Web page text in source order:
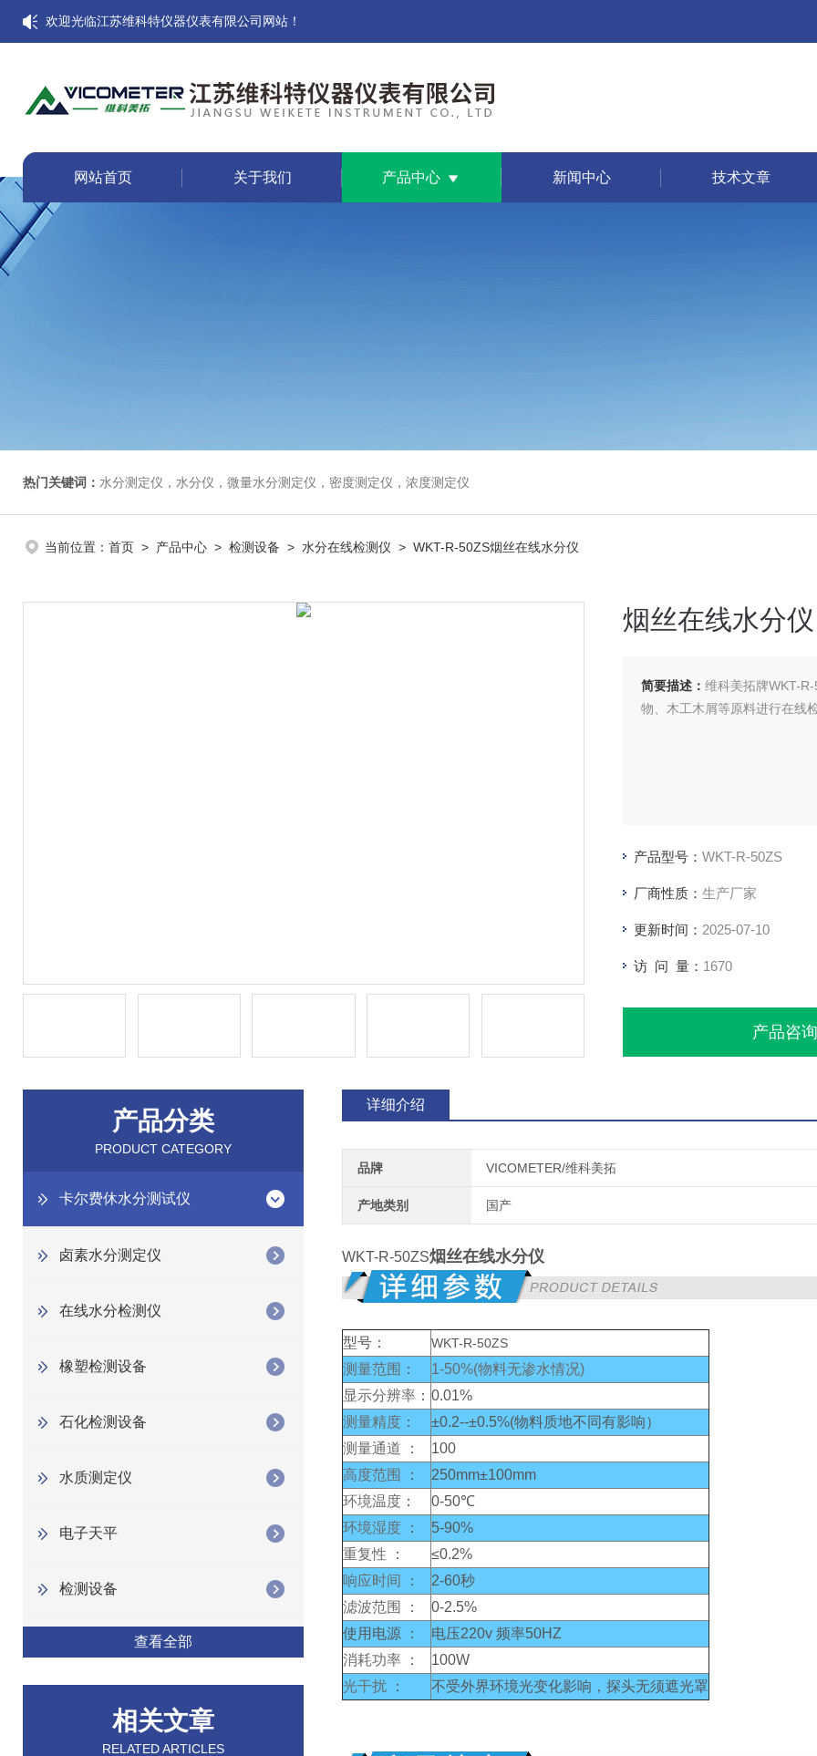
欢迎光临江苏维科特仪器仪表有限公司网站！
网站首页 关于我们 产品中心 新闻中心 技术文章
热门关键词： 水分测定仪，水分仪，微量水分测定仪，密度测定仪，浓度测定仪
当前位置： 首页 > 产品中心 > 检测设备 > 水分在线检测仪 > WKT-R-50ZS烟丝在线水分仪
烟丝在线水分仪
简要描述：维科美拓牌WKT-
物、木工木屑等原料进行在线
产品型号： WKT-R-50ZS
厂商性质： 生产厂家
更新时间： 2025-07-10
访 问 量： 1670
产品咨
产品分类
PRODUCT CATEGORY
卡尔费休水分测试仪
卤素水分测定仪
在线水分检测仪
橡塑检测设备
石化检测设备
水质测定仪
电子天平
检测设备
查看全部
相关文章
RELATED ARTICLES
详细介绍
品牌 VICOMETER/维科美拓
产地类别 国产
WKT-R-50ZS烟丝在线水分仪
型号： WKT-R-50ZS
测量范围 ：
1-50%(物料无渗水情况)
显示分辨率 ： 0.01%
测量精度 ：
±0.2--±0.5%(物料质地不同有影响）
测量通道 ：
100
高度范围
：
250mm±100mm
环境温度 ：
0-50℃
环境湿度 ：
5-90%
重复性 ：
≤0.2%
响应时间
：
2-60秒
滤波范围
：
0-2.5%
使用电源 ：
电压220v 频率50HZ
消耗功率 ：
100W
光干扰 ： 不受外界环境光变化影响，探头无须遮光罩